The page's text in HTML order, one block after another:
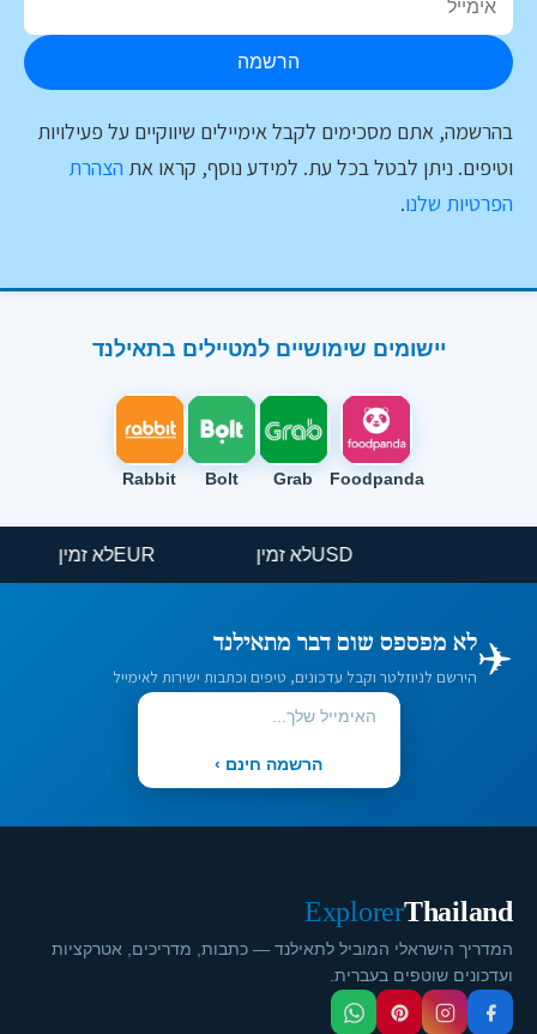
הרשמה
בהרשמה, אתם מסכימים לקבל אימיילים שיווקיים על פעילויות
וטיפים. ניתן לבטל בכל עת. למידע נוסף, קראו את הצהרת
הפרטיות שלנו.
יישומים שימושיים למטיילים בתאילנד
Foodpanda
Grab
Bolt
Rabbit
USDלא זמין EURלא זמין
✈️לא מפספס שום דבר מתאילנד
הירשם לניוזלטר וקבל עדכונים, טיפים וכתבות ישירות לאימייל
הרשמה חינם ›
Thailand
Explorer
המדריך הישראלי המוביל לתאילנד — כתבות, מדריכים, אטרקציות
ועדכונים שוטפים בעברית.